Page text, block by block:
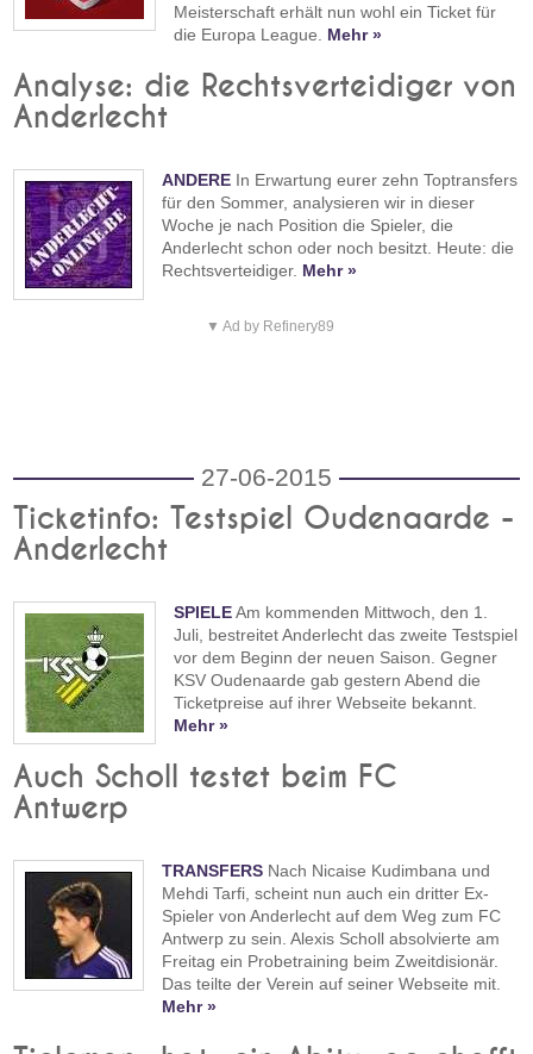
Meisterschaft erhält nun wohl ein Ticket für
die Europa League. Mehr »
Analyse: die Rechtsverteidiger von
Anderlecht
ANDERE In Erwartung eurer zehn Toptransfers
für den Sommer, analysieren wir in dieser
Woche je nach Position die Spieler, die
Anderlecht schon oder noch besitzt. Heute: die
Rechtsverteidiger. Mehr »
▼ Ad by Refinery89
27-06-2015
Ticketinfo: Testspiel Oudenaarde -
Anderlecht
SPIELEAm kommenden Mittwoch, den 1.
Juli, bestreitet Anderlecht das zweite Testspiel
vor dem Beginn der neuen Saison. Gegner
KSV Oudenaarde gab gestern Abend die
Ticketpreise auf ihrer Webseite bekannt.
Mehr »
Auch Scholl testet beim FC
Antwerp
TRANSFERS Nach Nicaise Kudimbana und
Mehdi Tarfi, scheint nun auch ein dritter Ex-
Spieler von Anderlecht auf dem Weg zum FC
Antwerp zu sein. Alexis Scholl absolvierte am
Freitag ein Probetraining beim Zweitdisionär.
Das teilte der Verein auf seiner Webseite mit.
Mehr »